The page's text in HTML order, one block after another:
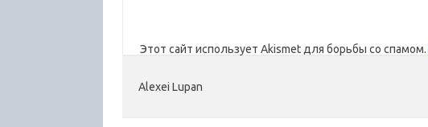
Этот сайт использует Akismet для борьбы со спамом.
Alexei Lupan